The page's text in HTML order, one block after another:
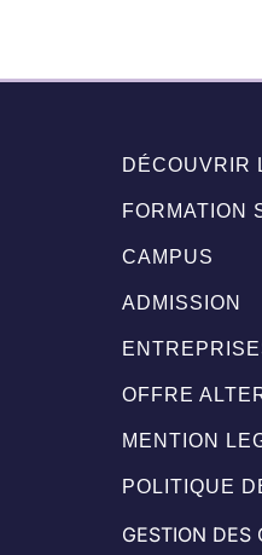
DÉCOUVRIR
FORMATION
CAMPUS
ADMISSION
OFFRE
MENTION
POLITIQUE
GESTION DES